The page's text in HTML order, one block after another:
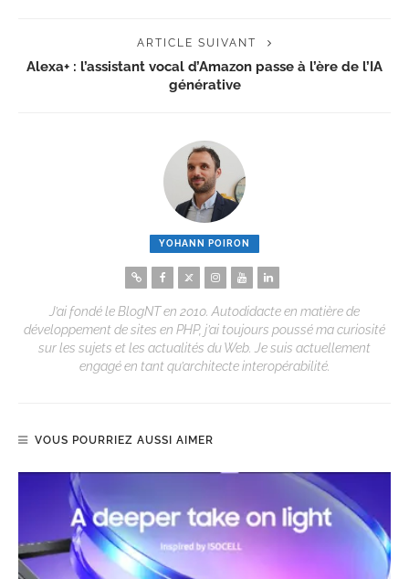
ARTICLE SUIVANT
Alexa+ : l’assistant vocal d’Amazon passe à l’ère de l’IA
générative
YOHANN POIRON
J’ai fondé le BlogNT en 2010. Autodidacte en matière de
développement de sites en PHP, j’ai toujours poussé ma curiosité
sur les sujets et les actualités du Web. Je suis actuellement
engagé en tant qu’architecte interopérabilité.
VOUS POURRIEZ AUSSI AIMER